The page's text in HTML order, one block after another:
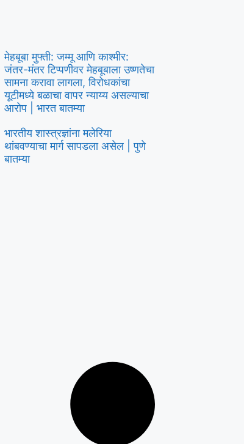
मेहबूबा मुफ्ती: जम्मू आणि काश्मीर:
जंतर-मंतर टिप्पणीवर मेहबूबाला उष्णतेचा
सामना करावा लागला, विरोधकांचा
यूटीमध्ये बळाचा वापर न्याय्य असल्याचा
आरोप | भारत बातम्या
भारतीय शास्त्रज्ञांना मलेरिया
थांबवण्याचा मार्ग सापडला असेल | पुणे
बातम्या